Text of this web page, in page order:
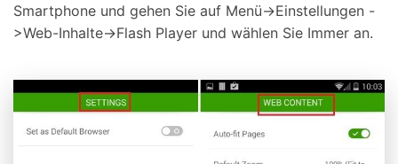
Smartphone und gehen Sie auf Menü->Einstellungen -
>Web-Inhalte->Flash Player und wählen Sie Immer an.